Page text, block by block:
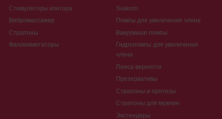
Стимуляторы клитора
Вибромассажер
Страпоны
Фаллоимитаторы
Svakom
Помпы для увеличения члена
Вакуумные помпы
Гидропомпы для увеличения
члена
Пояса верности
Презервативы
Страпоны и протезы
Страпоны для мужчин
Экстендеры